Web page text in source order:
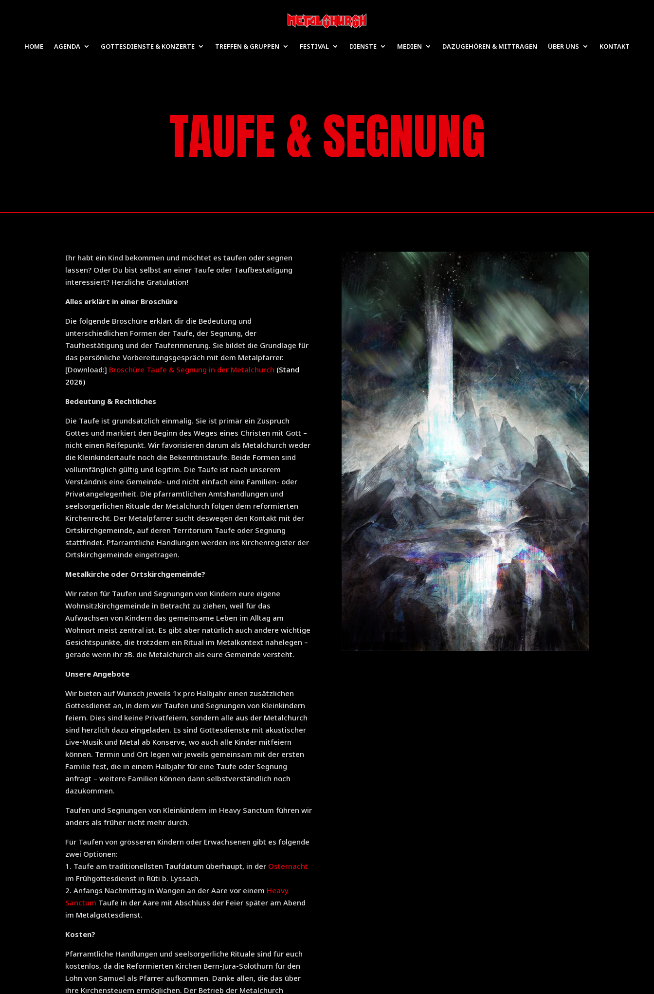
HOME AGENDA GOTTESDIENSTE & KONZERTE TREFFEN & GRUPPEN FESTIVAL DIENSTE MEDIEN DAZUGEHÖREN & MITTRAGEN ÜBER UNS KONTAKT
TAUFE & SEGNUNG
Ihr habt ein Kind bekommen und möchtet es taufen oder segnen
lassen? Oder Du bist selbst an einer Taufe oder Taufbestätigung
interessiert? Herzliche Gratulation!
Alles erklärt in einer Broschüre
Die folgende Broschüre erklärt dir die Bedeutung und
unterschiedlichen Formen der Taufe, der Segnung, der
Taufbestätigung und der Tauferinnerung. Sie bildet die Grundlage für
das persönliche Vorbereitungsgespräch mit dem Metalpfarrer.
[Download:] Broschüre Taufe & Segnung in der Metalchurch (Stand
2026)
Bedeutung & Rechtliches
Die Taufe ist grundsätzlich einmalig. Sie ist primär ein Zuspruch
Gottes und markiert den Beginn des Weges eines Christen mit Gott –
nicht einen Reifepunkt. Wir favorisieren darum als Metalchurch weder
die Kleinkindertaufe noch die Bekenntnistaufe. Beide Formen sind
vollumfänglich gültig und legitim. Die Taufe ist nach unserem
Verständnis eine Gemeinde- und nicht einfach eine Familien- oder
Privatangelegenheit. Die pfarramtlichen Amtshandlungen und
seelsorgerlichen Rituale der Metalchurch folgen dem reformierten
Kirchenrecht. Der Metalpfarrer sucht deswegen den Kontakt mit der
Ortskirchgemeinde, auf deren Territorium Taufe oder Segnung
stattfindet. Pfarramtliche Handlungen werden ins Kirchenregister der
Ortskirchgemeinde eingetragen.
Metalkirche oder Ortskirchgemeinde?
Wir raten für Taufen und Segnungen von Kindern eure eigene
Wohnsitzkirchgemeinde in Betracht zu ziehen, weil für das
Aufwachsen von Kindern das gemeinsame Leben im Alltag am
Wohnort meist zentral ist. Es gibt aber natürlich auch andere wichtige
Gesichtspunkte, die trotzdem ein Ritual im Metalkontext nahelegen –
gerade wenn ihr zB. die Metalchurch als eure Gemeinde versteht.
Unsere Angebote
Wir bieten auf Wunsch jeweils 1x pro Halbjahr einen zusätzlichen
Gottesdienst an, in dem wir Taufen und Segnungen von Kleinkindern
feiern. Dies sind keine Privatfeiern, sondern alle aus der Metalchurch
sind herzlich dazu eingeladen. Es sind Gottesdienste mit akustischer
Live-Musik und Metal ab Konserve, wo auch alle Kinder mitfeiern
können. Termin und Ort legen wir jeweils gemeinsam mit der ersten
Familie fest, die in einem Halbjahr für eine Taufe oder Segnung
anfragt – weitere Familien können dann selbstverständlich noch
dazukommen.
Taufen und Segnungen von Kleinkindern im Heavy Sanctum führen wir
anders als früher nicht mehr durch.
Für Taufen von grösseren Kindern oder Erwachsenen gibt es folgende
zwei Optionen:
1. Taufe am traditionellsten Taufdatum überhaupt, in der Osternacht
im Frühgottesdienst in Rüti b. Lyssach.
2. Anfangs Nachmittag in Wangen an der Aare vor einem Heavy
Sanctum Taufe in der Aare mit Abschluss der Feier später am Abend
im Metalgottesdienst.
Kosten?
Pfarramtliche Handlungen und seelsorgerliche Rituale sind für euch
kostenlos, da die Reformierten Kirchen Bern-Jura-Solothurn für den
Lohn von Samuel als Pfarrer aufkommen. Danke allen, die das über
ihre Kirchensteuern ermöglichen. Der Betrieb der Metalchurch